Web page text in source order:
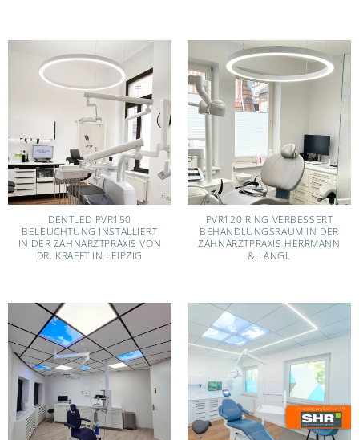
DENTLED PVR150
BELEUCHTUNG INSTALLIERT
IN DER ZAHNARZTPRAXIS VON
DR. KRAFFT IN LEIPZIG
PVR120 RING VERBESSERT
BEHANDLUNGSRAUM IN DER
ZAHNARZTPRAXIS HERRMANN
& LANGL